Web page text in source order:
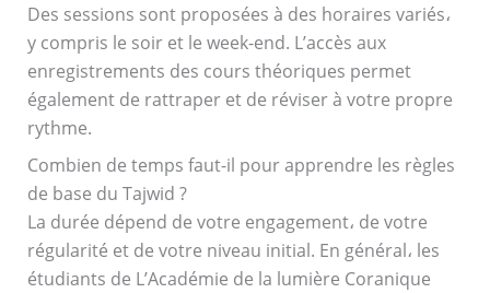
Des sessions sont proposées à des horaires variés،
y compris le soir et le week-end. L’accès aux
enregistrements des cours théoriques permet
également de rattraper et de réviser à votre propre
rythme.
Combien de temps faut-il pour apprendre les règles
de base du Tajwid ?
La durée dépend de votre engagement، de votre
régularité et de votre niveau initial. En général، les
étudiants de L’Académie de la lumière Coranique